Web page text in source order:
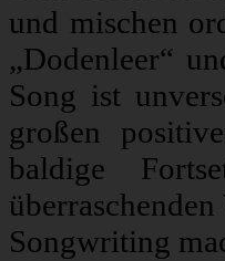
und mischen
„Dodenleer“
Song ist
großen
baldige
Songwriting